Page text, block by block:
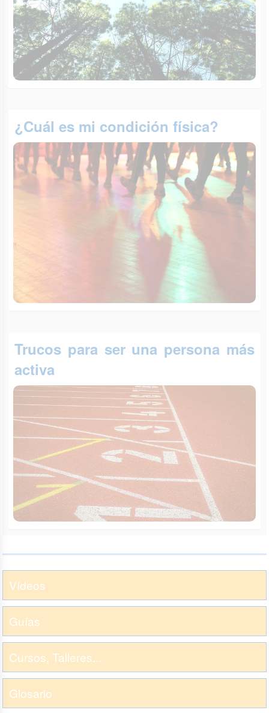
¿Cuál es mi condición física?
Trucos para ser una persona más
activa
Vídeos
Guías
Cursos, Talleres...
Glosario